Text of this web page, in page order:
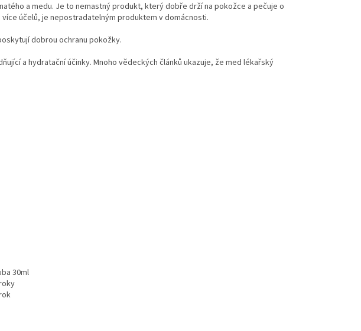
a medu. Je to nemastný produkt, který dobře drží na pokožce a pečuje o
účelů, je nepostradatelným produktem v domácnosti.
dobrou ochranu pokožky.
a hydratační účinky. Mnoho vědeckých článků ukazuje, že med lékařský
30ml